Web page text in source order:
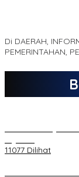
Di DAERAH,
PEMERINTAHAN,
11077 Dilihat